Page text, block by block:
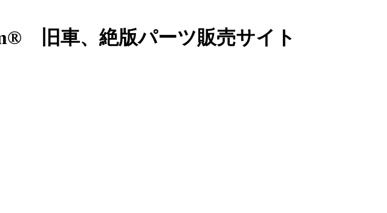
旧車、絶版パーツ販売サイト